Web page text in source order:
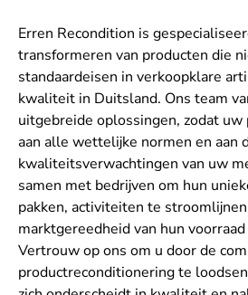
Erren Recondition is
transformeren van producten die
standaardeisen in verkoopklare
kwaliteit in Duitsland. Ons team
uitgebreide oplossingen, zodat
aan alle wettelijke normen en aan
kwaliteitsverwachtingen van uw
samen met bedrijven om hun
pakken, activiteiten te
marktgereedheid van hun
Vertrouw op ons om u door de
productreconditionering te